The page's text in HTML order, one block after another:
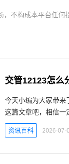
，不构成本平台任
交管12123怎么
今天小编为大家带来
这篇文章吧，相信一
资讯百科 2026-07-